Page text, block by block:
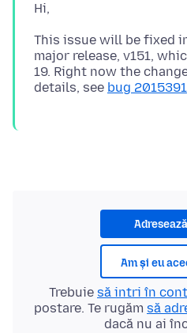
This issue will be fixed
major release, v151,
19. Right now the
details, see bug 2015391
Am și eu
Trebuie să intri în cont
postare. Te rugăm să
dacă nu ai